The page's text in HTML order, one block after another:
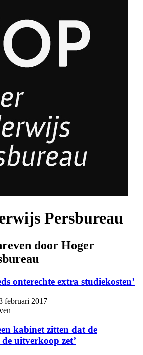
Persbureau
door Hoger
onterechte extra studiekosten’
februari 2017
kabinet zitten dat de
uitverkoop zet’